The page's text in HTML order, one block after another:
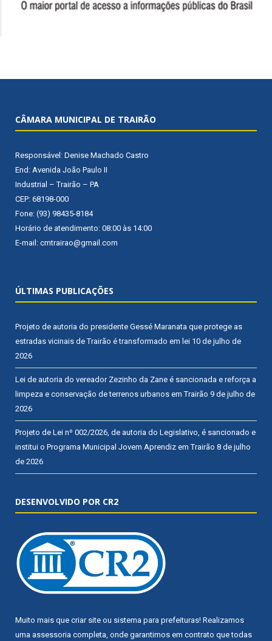
CÂMARA MUNICIPAL DE TRAIRÃO
Responsável: Denise Machado Castro
End: Avenida João Paulo II
Industrial – Trairão – PA
CEP: 68198-000
Fone: (93) 98435-8184
Horário de atendimento: 08:00 às 14:00
E-mail: cmtrairao@gmail.com
ÚLTIMAS PUBLICAÇÕES
Projeto de autoria do presidente Gessé Maranata que protege as
estradas vicinais de Trairão é transformado em lei 10 de julho de
2026
Lei de autoria do vereador Zezinho da Zane é sancionada e reforça a
limpeza e conservação de terrenos urbanos em Trairão 9 de julho de
2026
Projeto de Lei nº 002/2026, de autoria do Legislativo, é sancionado e
institui o Programa Municipal Jovem Aprendiz em Trairão 8 de julho
de 2026
DESENVOLVIDO POR CR2
Muito mais que criar site ou sistema para prefeituras! Realizamos
uma assessoria completa, onde garantimos em contrato que todas